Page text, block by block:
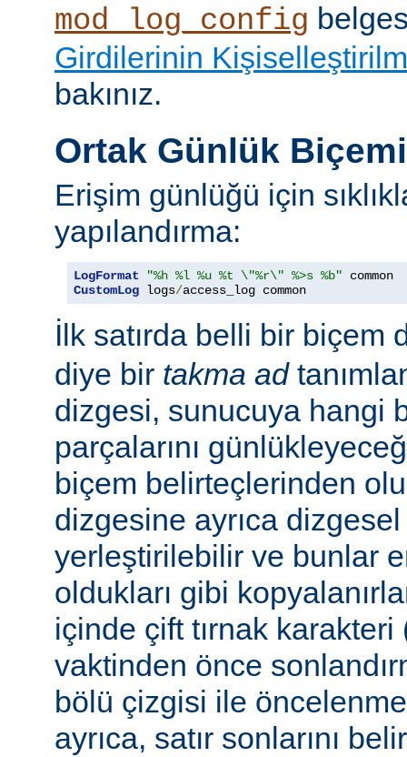
mod_log_config
Girdilerinin
bakınız.
Ortak Günlük
Erişim günlüğü için
yapılandırma:
LogFormat "%h %l %u %t \"%r\" %>s %b"
CustomLog logs/access_log common
İlk satırda belli bir biçem
diye bir takma ad
dizgesi, sunucuya hangi
parçalarını
biçem belirteçlerinden
dizgesine ayrıca
yerleştirilebilir ve bunlar
oldukları gibi
içinde çift tırnak
vaktinden önce
bölü çizgisi ile
ayrıca, satır sonlarını